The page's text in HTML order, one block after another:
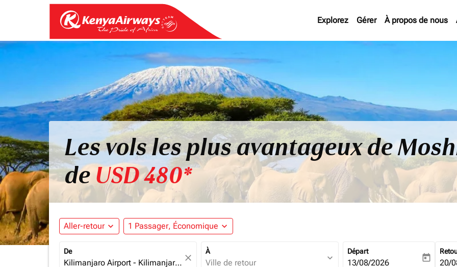
Explorez Gérer À propos de nous
Les vols les plus avantageux de
de USD 480*
Aller-retour expand_more 1 Passager, Économique expand_more
De
close
À
expand_more
Départ
fc-booking-departure-date-
13/08/2026 today fc-
20/